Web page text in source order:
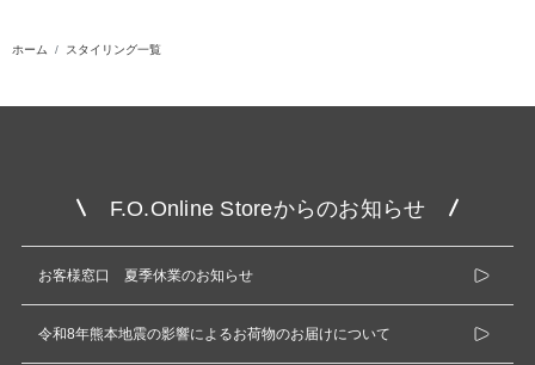
ホーム スタイリング一覧
F.O.Online Storeからのお知らせ
お客様窓口 夏季休業のお知らせ
令和8年熊本地震の影響によるお荷物のお届けについて